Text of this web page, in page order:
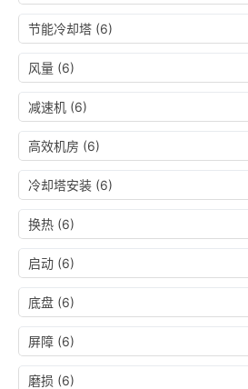
节能冷却塔 (6)
风量 (6)
减速机 (6)
高效机房 (6)
冷却塔安装 (6)
换热 (6)
启动 (6)
底盘 (6)
屏障 (6)
磨损 (6)